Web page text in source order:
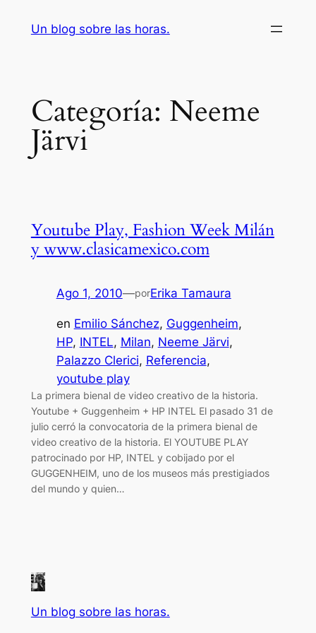
Un blog sobre las horas.
Categoría: Neeme
Järvi
Youtube Play, Fashion Week Milán
y www.clasicamexico.com
Ago 1, 2010—porErika Tamaura
en Emilio Sánchez, Guggenheim
HP, INTEL, Milan, Neeme Järvi
Palazzo Clerici, Referencia
youtube play
La primera bienal de video creativo de la historia.
Youtube + Guggenheim + HP INTEL El pasado 31 de
julio cerró la convocatoria de la primera bienal de
video creativo de la historia. El YOUTUBE PLAY
patrocinado por HP, INTEL y cobijado por el
GUGGENHEIM, uno de los museos más prestigiados
del mundo y quien…
Un blog sobre las horas.